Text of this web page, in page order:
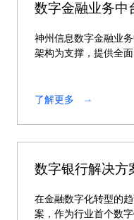
数字金融业务中
神州信息数字金融业
架构为支撑，提供全面
了解更多
数字银行解决方
在金融数字化转型的
案，作为行业首个数